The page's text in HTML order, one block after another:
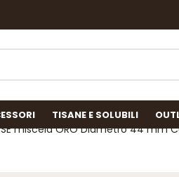
TISANE E SOLUBILI
miscela ORO Diametro 44 mm